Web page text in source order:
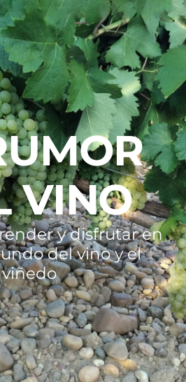
VINO
y disfrutar en
del vino y el
viñedo